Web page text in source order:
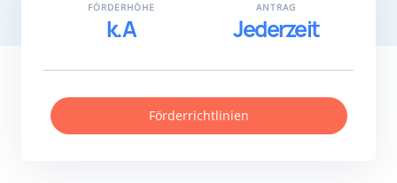
FÖRDERHÖHE
k.A
ANTRAG
Jederzeit
Förderrichtlinien